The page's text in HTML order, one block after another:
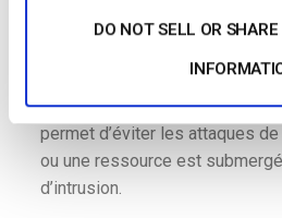
DO NOT SELL OR
confidentielles. Les CDN
supplémentaireà cause de cela.
permet d’éviter les attaques
ou une ressource est
d’intrusion.